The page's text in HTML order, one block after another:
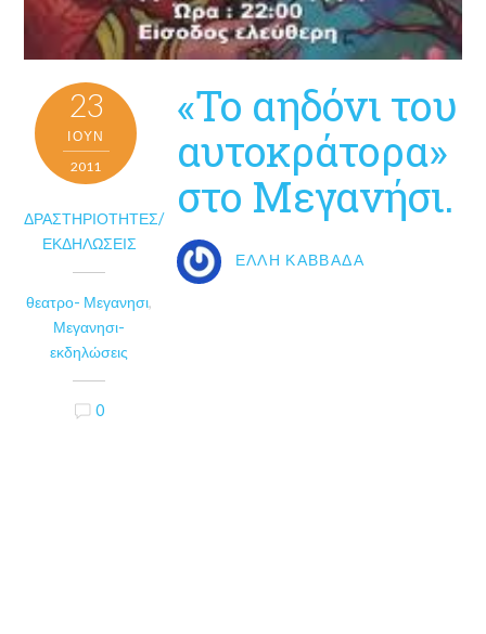
23
ΙΟΎΝ
2011
ΔΡΑΣΤΗΡΙΌΤΗΤΕΣ/
ΕΚΔΗΛΏΣΕΙΣ
θεατρο- Μεγανησι,
Μεγανησι-
εκδηλώσεις
0
«Το αηδόνι του
αυτοκράτορα»
στο Μεγανήσι.
ΈΛΛΗ ΚΑΒΒΑΔΆ